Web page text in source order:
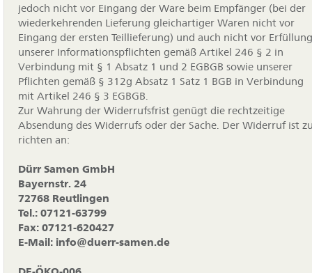
jedoch nicht vor Eingang der Ware beim Empfänger (bei der
wiederkehrenden Lieferung gleichartiger Waren nicht vor
Eingang der ersten Teillieferung) und auch nicht vor Erfüllung
unserer Informationspflichten gemäß Artikel 246 § 2 in
Verbindung mit § 1 Absatz 1 und 2 EGBGB sowie unserer
Pflichten gemäß § 312g Absatz 1 Satz 1 BGB in Verbindung
mit Artikel 246 § 3 EGBGB.
Zur Wahrung der Widerrufsfrist genügt die rechtzeitige
Absendung des Widerrufs oder der Sache. Der Widerruf ist
richten an:
Dürr Samen GmbH
Bayernstr. 24
72768 Reutlingen
Tel.: 07121-63799
Fax: 07121-620427
E-Mail: info@duerr-samen.de